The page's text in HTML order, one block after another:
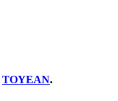
TOYEAN.